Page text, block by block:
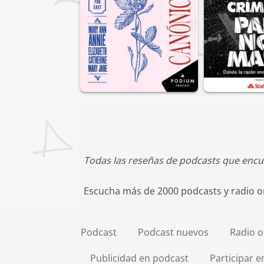
Todas las reseñas de podcasts que
Escucha más de 2000 podcasts y radio
Podcast Podcast nuevos
Radio
Publicidad en podcast
Participar